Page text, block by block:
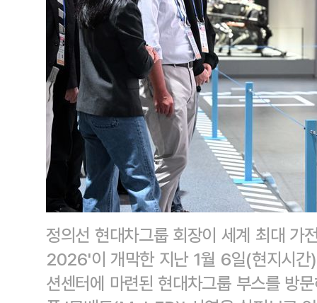
정의선 현대차그룹 회장이 세계 최대 가
2026'이 개막한 지난 1월 6일(현지시간
션센터에 마련된 현대차그룹 부스를 방